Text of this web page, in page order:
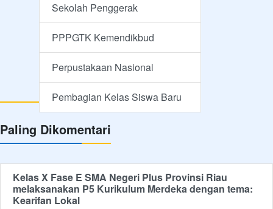
Pembagian Kelas Siswa Baru
Paling Dikomentari
Kelas X Fase E SMA Negeri Plus Provinsi Riau
melaksanakan P5 Kurikulum Merdeka dengan tema:
Kearifan Lokal
24/11/2023 13:02 - Oleh Administrator - Dilihat 877 kali
Jajak Pendapat